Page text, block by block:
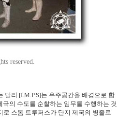
reserved.
달리 [I.M.P.S]는 우주공간을 배경으로 합
의 수도를 순찰하는 임무를 수행하는 것
로 스톰 트루퍼스가 단지 제국의 병졸로